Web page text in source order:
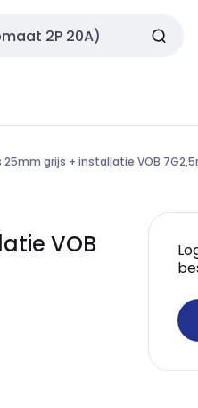
25mm grijs + installatie VOB
VOB